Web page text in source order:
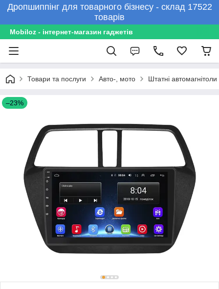
Дропшиппінг для товарного бізнесу - склад 17522
товарів
Mobiloz - інтернет-магазин гаджетів
Товари та послуги Авто-, мото Штатні автомагнітоли
–23%